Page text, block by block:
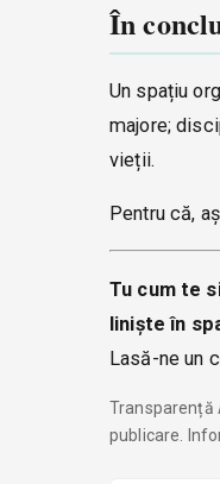
În
Un spațiu
majore;
vieții.
Pentru că,
Tu cum te
liniște în
Lasă-ne un
Transparență
publicare.